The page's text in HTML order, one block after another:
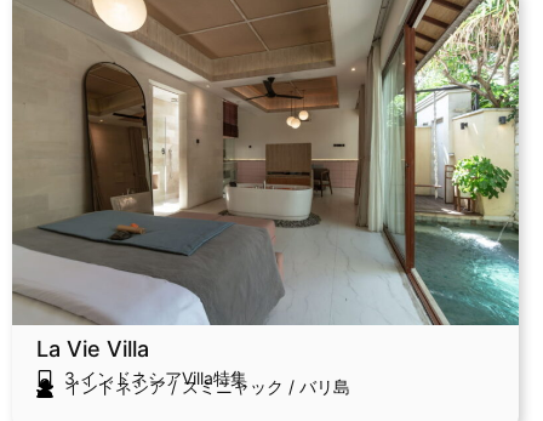
La Vie Villa
3.インドネシアVilla特集
インドネシア/ スミニャック / バリ島